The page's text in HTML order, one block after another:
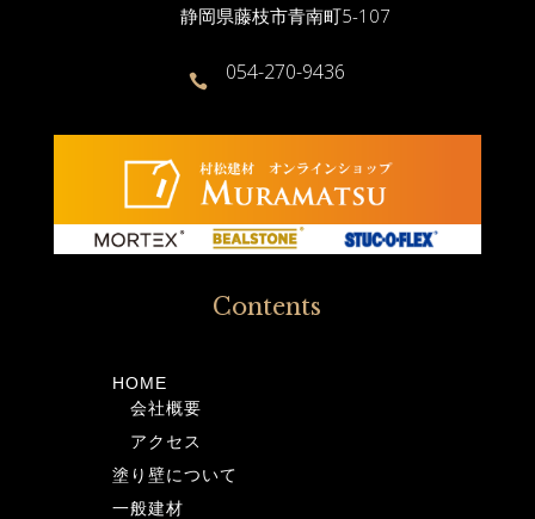
静岡県藤枝市青南町5-107
 054-270-9436
Contents
HOME
会社概要
アクセス
塗り壁について
一般建材